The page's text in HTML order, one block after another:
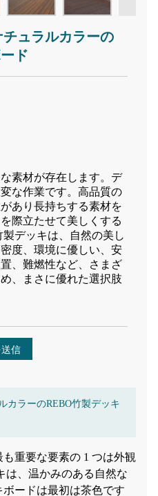
ュラルカラーの
ド
素材が存在します。デ
な作業です。高品質の
あり長持ちする素材を
際立たせて美しくする
デッキは、自然の美し
度、環境に優しい、安
、難燃性など、さまざ
、まさに優れた選択肢
信
カラーのREBO竹製デッキ
重要な要素の 1 つは外観
は、温かみのある自然な
ードは最初は茶色です